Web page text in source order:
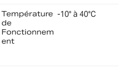
Température
de
Fonctionnem
ent
-10° à 40°C